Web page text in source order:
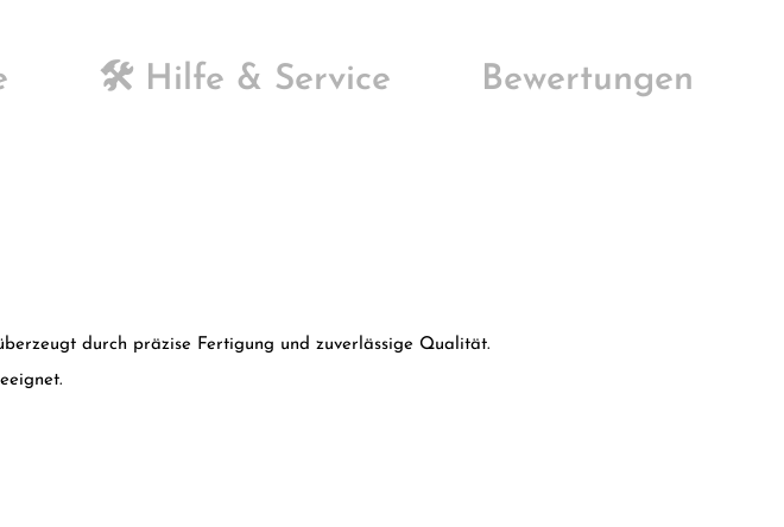
🛠️ Hilfe & Service Bewertungen
durch präzise Fertigung und zuverlässige Qualität.